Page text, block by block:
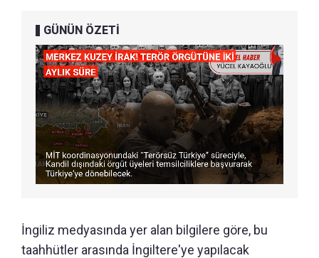
GÜNÜN ÖZETİ
İngiliz medyasında yer alan bilgilere göre, bu
taahhütler arasında İngiltere'ye yapılacak